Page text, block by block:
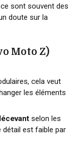
sont souvent des
doute sur la
Moto Z)
cela veut
les éléments
selon les
détail est faible par